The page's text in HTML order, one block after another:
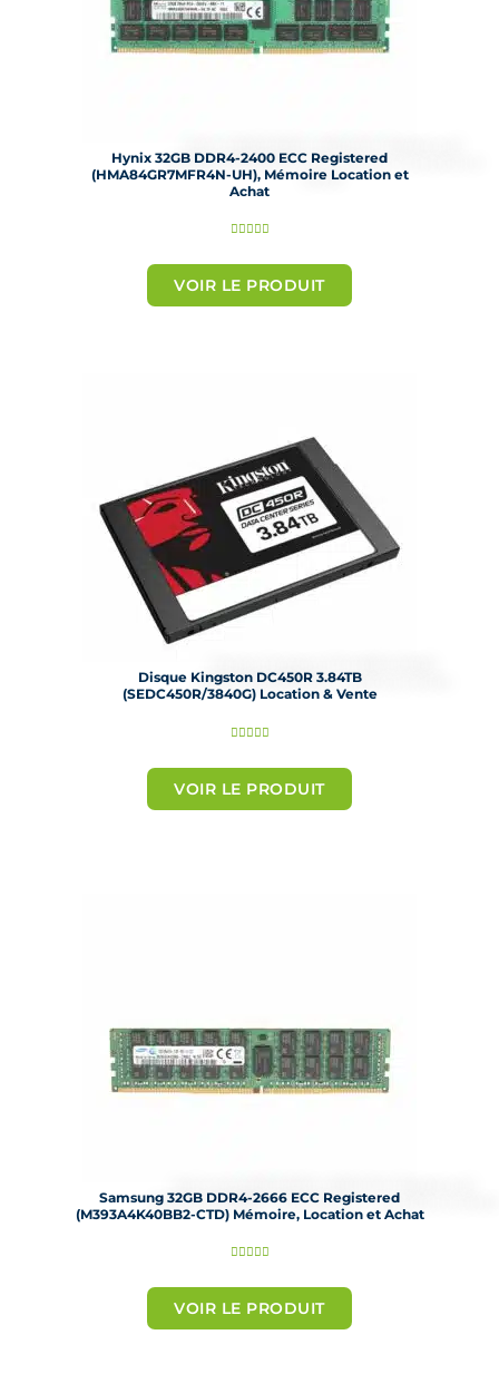
Hynix 32GB DDR4-2400 ECC Registered
(HMA84GR7MFR4N-UH), Mémoire Location et
Achat
    N
t
é
VOIR LE PRODUIT
Disque Kingston DC450R 3.84TB
(SEDC450R/3840G) Location & Vente
N
t
é
VOIR LE PRODUIT
Samsung 32GB DDR4-2666 ECC Registered
(M393A4K40BB2-CTD) Mémoire, Location et Achat
N
t
é
VOIR LE PRODUIT